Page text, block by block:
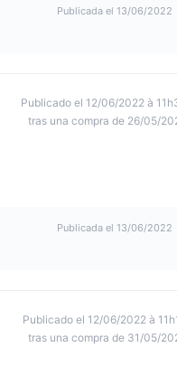
Publicada el 13/06/2022
Publicado el 12/06/2022 à
tras una compra de 26/05/
Publicada el 13/06/2022
Publicado el 12/06/2022 à
tras una compra de 31/05/